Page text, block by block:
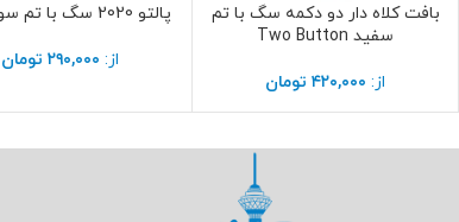
انتخاب گزینه ها
بافت کلاه دار دو دکمه سگ با تم
سفید Two Button
از: ۴۲۰,۰۰۰ تومان
انتخاب گزینه ها
پالتو 2020 سگ با تم سورمه ای
از: ۲۹۰,۰۰۰ تومان